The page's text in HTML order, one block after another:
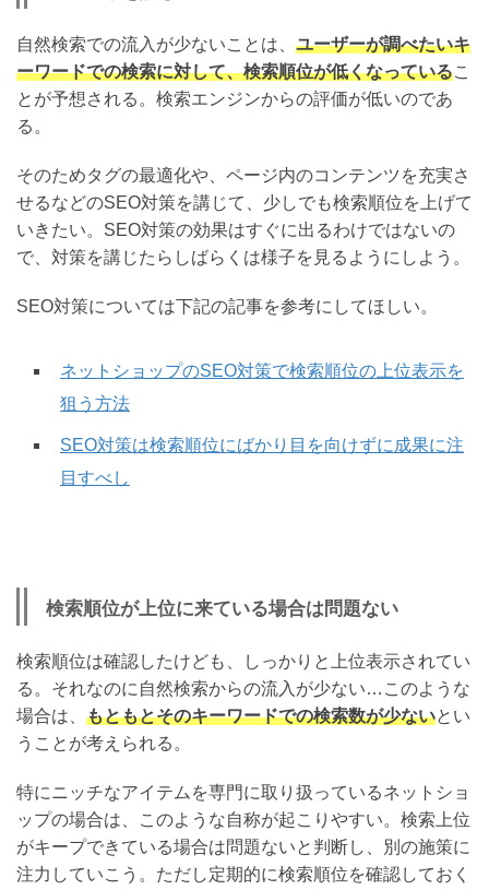
自然検索での流入が少ないことは、 ユーザーが調べたいキ
ーワードでの検索に対して、検索順位が低くなっているこ
とが予想される。検索エンジンからの評価が低いのであ
る。
そのためタグの最適化や、ページ内のコンテンツを充実さ
せるなどのSEO対策を講じて、少しでも検索順位を上げて
いきたい。SEO対策の効果はすぐに出るわけではないの
で、対策を講じたらしばらくは様子を見るようにしよう。
SEO対策については下記の記事を参考にしてほしい。
ネットショップのSEO対策で検索順位の上位表示を
狙う方法
SEO対策は検索順位にばかり目を向けずに成果に注
目すべし
検索順位が上位に来ている場合は問題ない
検索順位は確認したけども、しっかりと上位表示されてい
る。それなのに自然検索からの流入が少ない…このような
場合は、 もともとそのキーワードでの検索数が少ないとい
うことが考えられる。
特にニッチなアイテムを専門に取り扱っているネットショ
ップの場合は、このような自称が起こりやすい。検索上位
がキープできている場合は問題ないと判断し、別の施策に
注力していこう。ただし定期的に検索順位を確認しておく